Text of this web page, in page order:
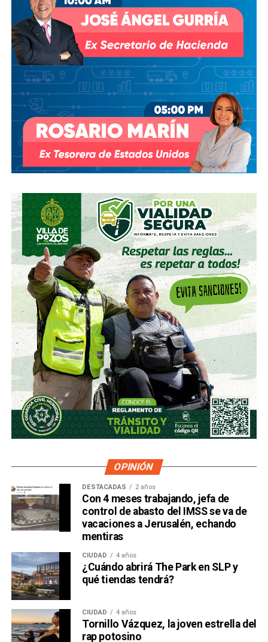
OPINIÓN
DESTACADAS 2 años
Con 4 meses trabajando, jefa de
control de abasto del IMSS se va de
vacaciones a Jerusalén, echando
mentiras
CIUDAD 4 años
¿Cuándo abrirá The Park en SLP y
qué tiendas tendrá?
CIUDAD 4 años
Tornillo Vázquez, la joven estrella del
rap potosino